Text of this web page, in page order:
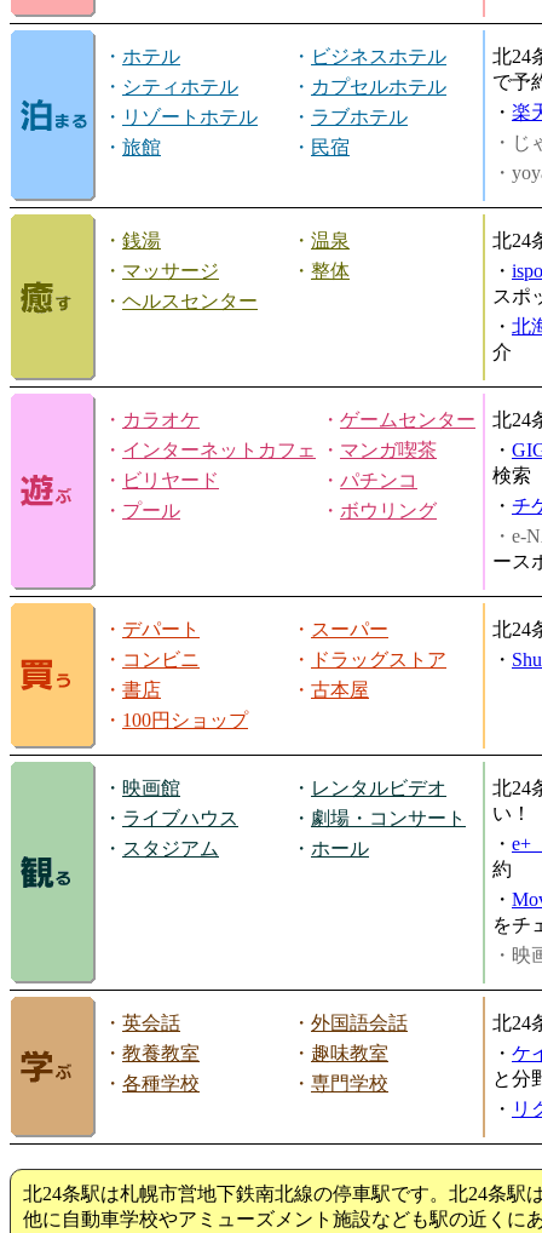
・ ホテル ・ ビジネスホテル
・ シティホテル ・ カプセルホテル
・ リゾートホテル ・ ラブホテル
・ 旅館 ・ 民宿
北24
で予
・ 楽
・じ
・
・ 銭湯 ・ 温泉
・ マッサージ ・ 整体
・ ヘルスセンター
北24
・
スポ
・ 北
介
・ カラオケ ・ ゲームセンター
・ インターネットカフェ ・ マンガ喫茶
・ ビリヤード ・ パチンコ
・ プール ・ ボウリング
北24
・
検索
・ チ
・e-
ース
・ デパート ・ スーパー
・ コンビニ ・
ドラッグストア
・ 書店 ・ 古本屋
・ 100円ショップ
北24
・
・ 映画館 ・ レンタルビデオ
・ ライブハウス ・ 劇場・コンサート
・ スタジアム ・ ホール
北24
い！
・ e+
約
・
をチ
・映
・ 英会話 ・ 外国語会話
・ 教養教室 ・ 趣味教室
・ 各種学校 ・ 専門学校
北24
・ ケ
と分
・ リ
北24条駅は札幌市営地下鉄南北線の停車駅です。北24条駅
他に自動車学校やアミューズメント施設なども駅の近くに